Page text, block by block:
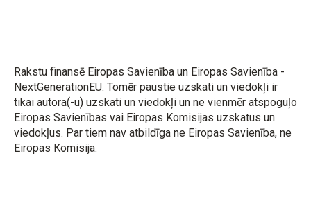
Rakstu finansē Eiropas Savienība un Eiropas Savienība -
NextGenerationEU. Tomēr paustie uzskati un viedokļi ir
tikai autora(-u) uzskati un viedokļi un ne vienmēr atspoguļo
Eiropas Savienības vai Eiropas Komisijas uzskatus un
viedokļus. Par tiem nav atbildīga ne Eiropas Savienība, ne
Eiropas Komisija.